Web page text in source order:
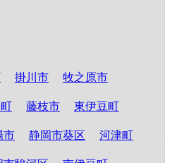
掛川市 牧之原市
藤枝市 東伊豆町
市 静岡市葵区 河津町